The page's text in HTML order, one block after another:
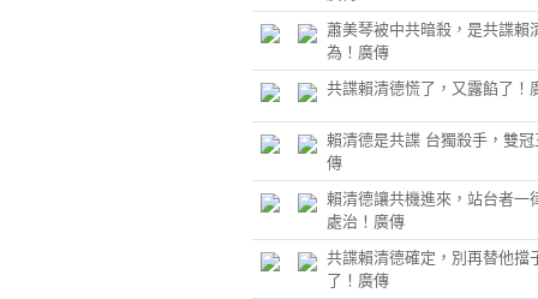
蕭美琴被中共暗殺，是共諜賴
為！廣傳
共諜賴清德慌了，又露餡了！
賴清德是共諜 台獨殺手，雙冠
傳
賴清德讓共機進來，站台者一
處治！廣傳
共諜賴清德確定，別再替他擋
了！廣傳